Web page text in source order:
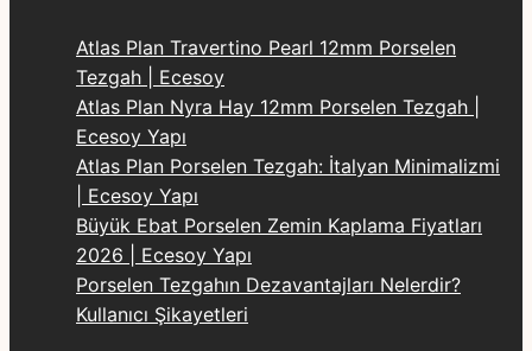
Atlas Plan Travertino Pearl 12mm Porselen
Tezgah | Ecesoy
Atlas Plan Nyra Hay 12mm Porselen Tezgah |
Ecesoy Yapı
Atlas Plan Porselen Tezgah: İtalyan Minimalizmi
| Ecesoy Yapı
Büyük Ebat Porselen Zemin Kaplama Fiyatları
2026 | Ecesoy Yapı
Porselen Tezgahın Dezavantajları Nelerdir?
Kullanıcı Şikayetleri